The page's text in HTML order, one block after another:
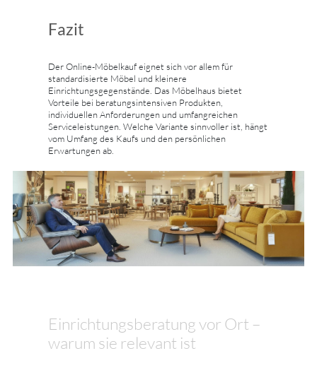
Fazit
Der Online-Möbelkauf eignet sich vor allem für
standardisierte Möbel und kleinere
Einrichtungsgegenstände. Das Möbelhaus bietet
Vorteile bei beratungsintensiven Produkten,
individuellen Anforderungen und umfangreichen
Serviceleistungen. Welche Variante sinnvoller ist, hängt
vom Umfang des Kaufs und den persönlichen
Erwartungen ab.
Einrichtungsberatung vor Ort –
warum sie relevant ist